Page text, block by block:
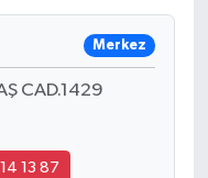
Merkez
CAD.1429
13 87